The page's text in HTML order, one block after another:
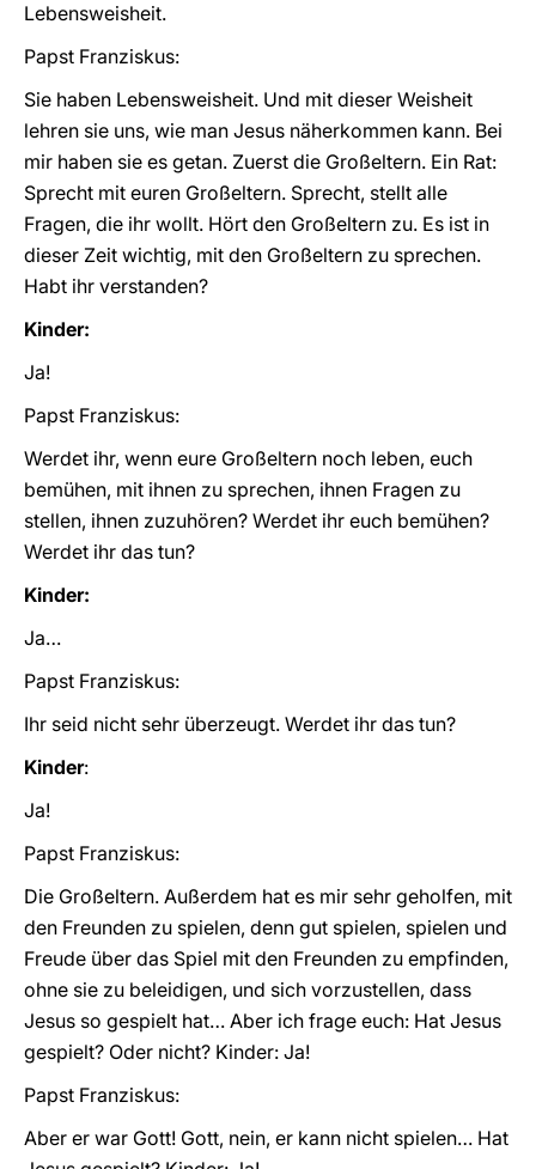
Lebensweisheit.
Papst Franziskus:
Sie haben Lebensweisheit. Und mit dieser Weisheit
lehren sie uns, wie man Jesus näherkommen kann. Bei
mir haben sie es getan. Zuerst die Großeltern. Ein Rat:
Sprecht mit euren Großeltern. Sprecht, stellt alle
Fragen, die ihr wollt. Hört den Großeltern zu. Es ist in
dieser Zeit wichtig, mit den Großeltern zu sprechen.
Habt ihr verstanden?
Kinder:
Ja!
Papst Franziskus:
Werdet ihr, wenn eure Großeltern noch leben, euch
bemühen, mit ihnen zu sprechen, ihnen Fragen zu
stellen, ihnen zuzuhören? Werdet ihr euch bemühen?
Werdet ihr das tun?
Kinder:
Ja…
Papst Franziskus:
Ihr seid nicht sehr überzeugt. Werdet ihr das tun?
Kinder:
Ja!
Papst Franziskus:
Die Großeltern. Außerdem hat es mir sehr geholfen, mit
den Freunden zu spielen, denn gut spielen, spielen und
Freude über das Spiel mit den Freunden zu empfinden,
ohne sie zu beleidigen, und sich vorzustellen, dass
Jesus so gespielt hat… Aber ich frage euch: Hat Jesus
gespielt? Oder nicht? Kinder: Ja!
Papst Franziskus:
Aber er war Gott! Gott, nein, er kann nicht spielen… Hat